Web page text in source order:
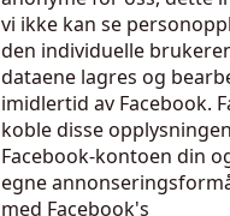
vi ikke kan se
den individuelle
dataene lagres og
imidlertid av Facebook.
koble disse
Facebook-kontoen din
egne
med Facebook's